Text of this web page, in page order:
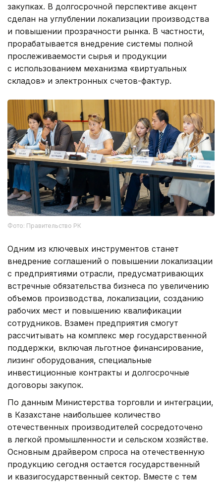
закупках. В долгосрочной перспективе акцент
сделан на углублении локализации производства
и повышении прозрачности рынка. В частности,
прорабатывается внедрение системы полной
прослеживаемости сырья и продукции
с использованием механизма «виртуальных
складов» и электронных счетов-фактур.
Фото: Правительство РК
Одним из ключевых инструментов станет
внедрение соглашений о повышении локализации
с предприятиями отрасли, предусматривающих
встречные обязательства бизнеса по увеличению
объемов производства, локализации, созданию
рабочих мест и повышению квалификации
сотрудников. Взамен предприятия смогут
рассчитывать на комплекс мер государственной
поддержки, включая льготное финансирование,
лизинг оборудования, специальные
инвестиционные контракты и долгосрочные
договоры закупок.
По данным Министерства торговли и интеграции,
в Казахстане наибольшее количество
отечественных производителей сосредоточено
в легкой промышленности и сельском хозяйстве.
Основным драйвером спроса на отечественную
продукцию сегодня остается государственный
и квазигосударственный сектор. Вместе с тем